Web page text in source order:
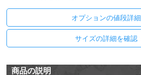
オプションの値段詳細
サイズの詳細を確認
商品の説明